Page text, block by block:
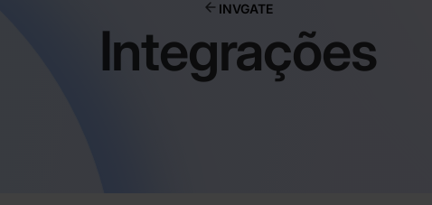
INVGATE
Integrações